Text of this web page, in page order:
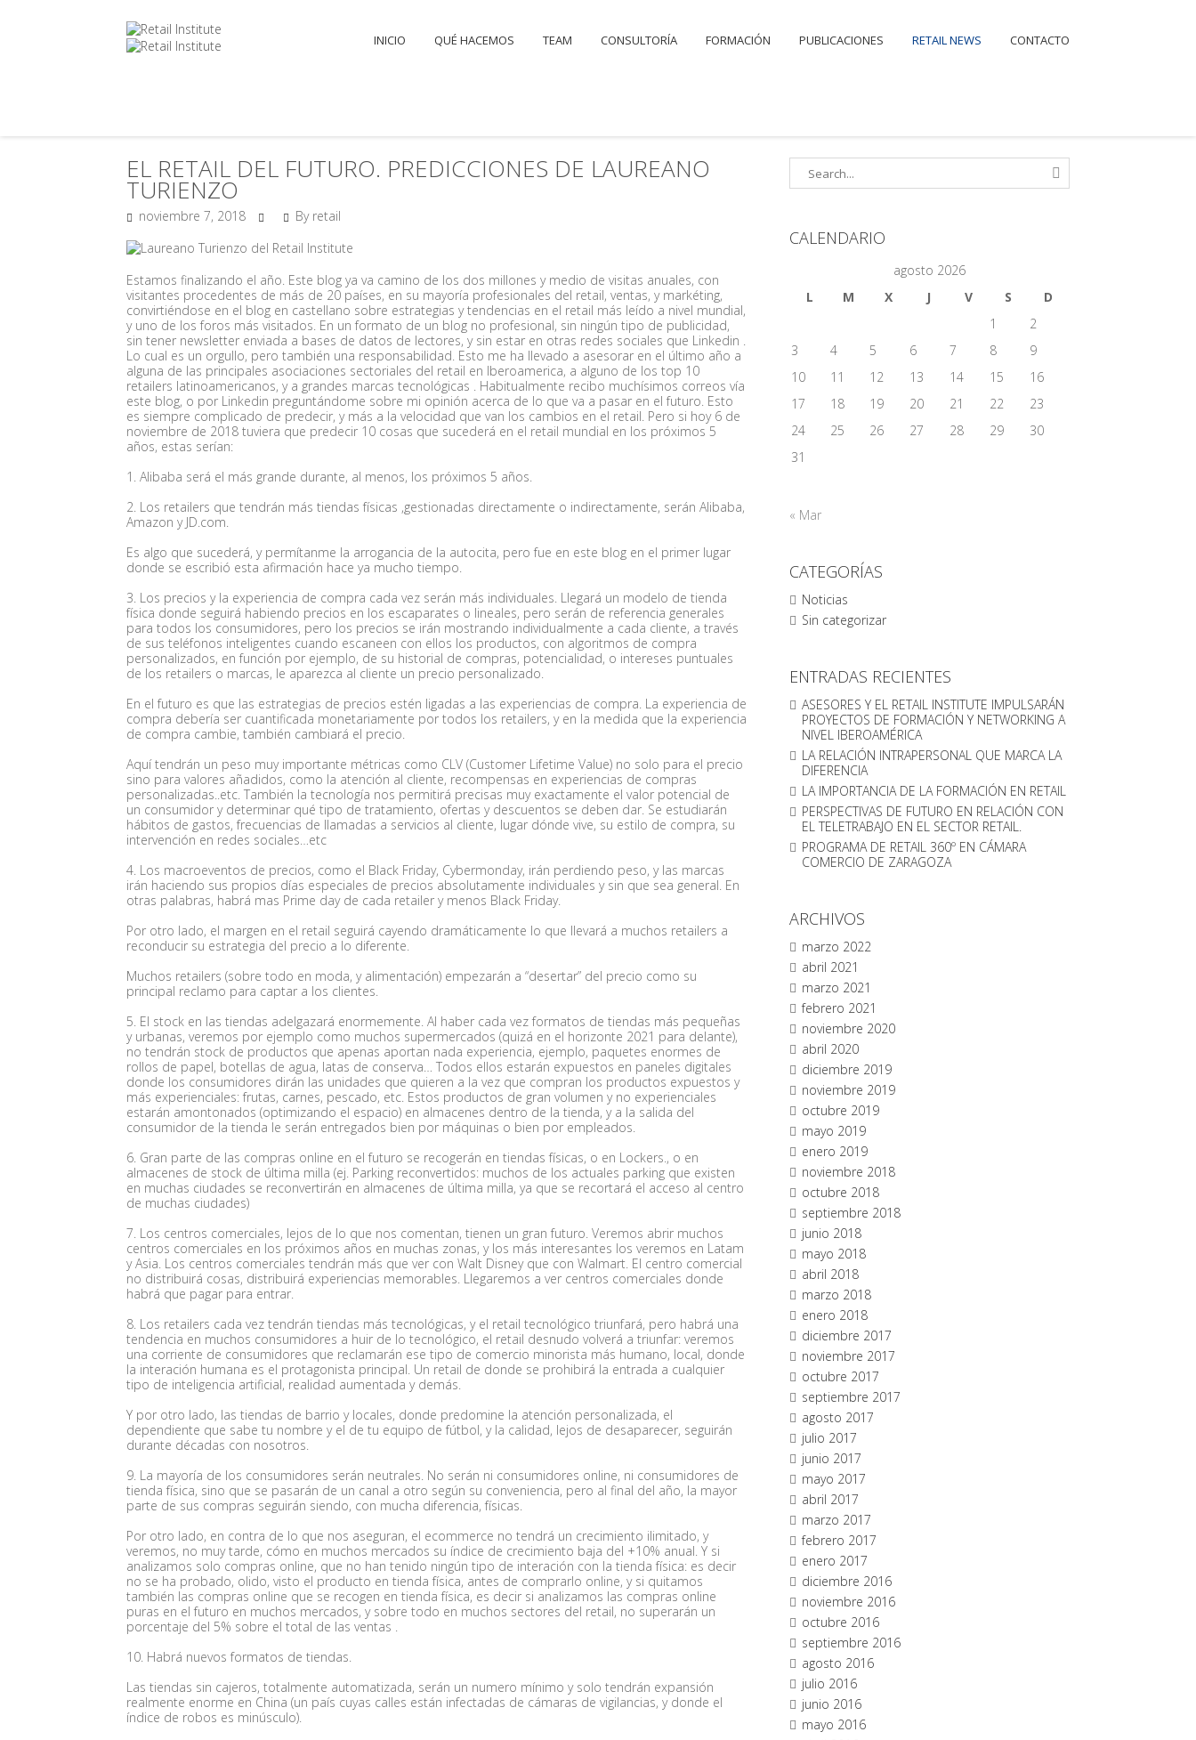
INICIO QUÉ HACEMOS TEAM CONSULTORÍA FORMACIÓN PUBLICACIONES RETAIL NEWS CONTACTO
EL RETAIL DEL FUTURO. PREDICCIONES DE LAUREANO
TURIENZO
noviembre 7, 2018 By retail
Estamos finalizando el año. Este blog ya va camino de los dos millones y medio de visitas anuales, con
visitantes procedentes de más de 20 países, en su mayoría profesionales del retail, ventas, y markéting,
convirtiéndose en el blog en castellano sobre estrategias y tendencias en el retail más leído a nivel mundial,
y uno de los foros más visitados. En un formato de un blog no profesional, sin ningún tipo de publicidad,
sin tener newsletter enviada a bases de datos de lectores, y sin estar en otras redes sociales que Linkedin .
Lo cual es un orgullo, pero también una responsabilidad. Esto me ha llevado a asesorar en el último año a
alguna de las principales asociaciones sectoriales del retail en Iberoamerica, a alguno de los top 10
retailers latinoamericanos, y a grandes marcas tecnológicas . Habitualmente recibo muchísimos correos vía
este blog, o por Linkedin preguntándome sobre mi opinión acerca de lo que va a pasar en el futuro. Esto
es siempre complicado de predecir, y más a la velocidad que van los cambios en el retail. Pero si hoy 6 de
noviembre de 2018 tuviera que predecir 10 cosas que sucederá en el retail mundial en los próximos 5
años, estas serían:
1. Alibaba será el más grande durante, al menos, los próximos 5 años.
2. Los retailers que tendrán más tiendas físicas ,gestionadas directamente o indirectamente, serán Alibaba,
Amazon y JD.com.
Es algo que sucederá, y permítanme la arrogancia de la autocita, pero fue en este blog en el primer lugar
donde se escribió esta afirmación hace ya mucho tiempo.
3. Los precios y la experiencia de compra cada vez serán más individuales. Llegará un modelo de tienda
física donde seguirá habiendo precios en los escaparates o lineales, pero serán de referencia generales
para todos los consumidores, pero los precios se irán mostrando individualmente a cada cliente, a través
de sus teléfonos inteligentes cuando escaneen con ellos los productos, con algoritmos de compra
personalizados, en función por ejemplo, de su historial de compras, potencialidad, o intereses puntuales
de los retailers o marcas, le aparezca al cliente un precio personalizado.
En el futuro es que las estrategias de precios estén ligadas a las experiencias de compra. La experiencia de
compra debería ser cuantificada monetariamente por todos los retailers, y en la medida que la experiencia
de compra cambie, también cambiará el precio.
Aquí tendrán un peso muy importante métricas como CLV (Customer Lifetime Value) no solo para el precio
sino para valores añadidos, como la atención al cliente, recompensas en experiencias de compras
personalizadas..etc. También la tecnología nos permitirá precisas muy exactamente el valor potencial de
un consumidor y determinar qué tipo de tratamiento, ofertas y descuentos se deben dar. Se estudiarán
hábitos de gastos, frecuencias de llamadas a servicios al cliente, lugar dónde vive, su estilo de compra, su
intervención en redes sociales…etc
4. Los macroeventos de precios, como el Black Friday, Cybermonday, irán perdiendo peso, y las marcas
irán haciendo sus propios días especiales de precios absolutamente individuales y sin que sea general. En
otras palabras, habrá mas Prime day de cada retailer y menos Black Friday.
Por otro lado, el margen en el retail seguirá cayendo dramáticamente lo que llevará a muchos retailers a
reconducir su estrategia del precio a lo diferente.
Muchos retailers (sobre todo en moda, y alimentación) empezarán a “desertar” del precio como su
principal reclamo para captar a los clientes.
5. El stock en las tiendas adelgazará enormemente. Al haber cada vez formatos de tiendas más pequeñas
y urbanas, veremos por ejemplo como muchos supermercados (quizá en el horizonte 2021 para delante),
no tendrán stock de productos que apenas aportan nada experiencia, ejemplo, paquetes enormes de
rollos de papel, botellas de agua, latas de conserva… Todos ellos estarán expuestos en paneles digitales
donde los consumidores dirán las unidades que quieren a la vez que compran los productos expuestos y
más experienciales: frutas, carnes, pescado, etc. Estos productos de gran volumen y no experienciales
estarán amontonados (optimizando el espacio) en almacenes dentro de la tienda, y a la salida del
consumidor de la tienda le serán entregados bien por máquinas o bien por empleados.
6. Gran parte de las compras online en el futuro se recogerán en tiendas físicas, o en Lockers., o en
almacenes de stock de última milla (ej. Parking reconvertidos: muchos de los actuales parking que existen
en muchas ciudades se reconvertirán en almacenes de última milla, ya que se recortará el acceso al centro
de muchas ciudades)
7. Los centros comerciales, lejos de lo que nos comentan, tienen un gran futuro. Veremos abrir muchos
centros comerciales en los próximos años en muchas zonas, y los más interesantes los veremos en Latam
y Asia. Los centros comerciales tendrán más que ver con Walt Disney que con Walmart. El centro comercial
no distribuirá cosas, distribuirá experiencias memorables. Llegaremos a ver centros comerciales donde
habrá que pagar para entrar.
8. Los retailers cada vez tendrán tiendas más tecnológicas, y el retail tecnológico triunfará, pero habrá una
tendencia en muchos consumidores a huir de lo tecnológico, el retail desnudo volverá a triunfar: veremos
una corriente de consumidores que reclamarán ese tipo de comercio minorista más humano, local, donde
la interación humana es el protagonista principal. Un retail de donde se prohibirá la entrada a cualquier
tipo de inteligencia artificial, realidad aumentada y demás.
Y por otro lado, las tiendas de barrio y locales, donde predomine la atención personalizada, el
dependiente que sabe tu nombre y el de tu equipo de fútbol, y la calidad, lejos de desaparecer, seguirán
durante décadas con nosotros.
9. La mayoría de los consumidores serán neutrales. No serán ni consumidores online, ni consumidores de
tienda física, sino que se pasarán de un canal a otro según su conveniencia, pero al final del año, la mayor
parte de sus compras seguirán siendo, con mucha diferencia, físicas.
Por otro lado, en contra de lo que nos aseguran, el ecommerce no tendrá un crecimiento ilimitado, y
veremos, no muy tarde, cómo en muchos mercados su índice de crecimiento baja del +10% anual. Y si
analizamos solo compras online, que no han tenido ningún tipo de interación con la tienda física: es decir
no se ha probado, olido, visto el producto en tienda física, antes de comprarlo online, y si quitamos
también las compras online que se recogen en tienda física, es decir si analizamos las compras online
puras en el futuro en muchos mercados, y sobre todo en muchos sectores del retail, no superarán un
porcentaje del 5% sobre el total de las ventas .
10. Habrá nuevos formatos de tiendas.
Las tiendas sin cajeros, totalmente automatizada, serán un numero mínimo y solo tendrán expansión
realmente enorme en China (un país cuyas calles están infectadas de cámaras de vigilancias, y donde el
índice de robos es minúsculo).
CALENDARIO
agosto 2026
L
M X J V S
D
1
2
3
4 5 6 7 8
9
10
11 12 13 14 15
16
17
18 19 20 21 22
23
24
25 26 27 28 29
30
31
« Mar
CATEGORÍAS
Noticias
Sin categorizar
ENTRADAS RECIENTES
ASESORES Y EL RETAIL INSTITUTE IMPULSARÁN
PROYECTOS DE FORMACIÓN Y NETWORKING A
NIVEL IBEROAMÉRICA
LA RELACIÓN INTRAPERSONAL QUE MARCA LA
DIFERENCIA
LA IMPORTANCIA DE LA FORMACIÓN EN RETAIL
PERSPECTIVAS DE FUTURO EN RELACIÓN CON
EL TELETRABAJO EN EL SECTOR RETAIL.
PROGRAMA DE RETAIL 360º EN CÁMARA
COMERCIO DE ZARAGOZA
ARCHIVOS
marzo 2022
abril 2021
marzo 2021
febrero 2021
noviembre 2020
abril 2020
diciembre 2019
noviembre 2019
octubre 2019
mayo 2019
enero 2019
noviembre 2018
octubre 2018
septiembre 2018
junio 2018
mayo 2018
abril 2018
marzo 2018
enero 2018
diciembre 2017
noviembre 2017
octubre 2017
septiembre 2017
agosto 2017
julio 2017
junio 2017
mayo 2017
abril 2017
marzo 2017
febrero 2017
enero 2017
diciembre 2016
noviembre 2016
octubre 2016
septiembre 2016
agosto 2016
julio 2016
junio 2016
mayo 2016